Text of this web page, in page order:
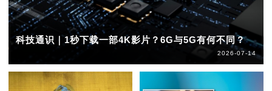
科技通识｜1秒下载一部4K影片？6G与5G有何不同？
2026-07-14